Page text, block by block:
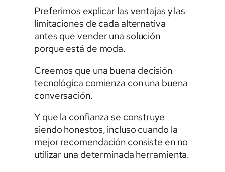
Preferimos explicar las ventajas y las
limitaciones de cada alternativa
antes que vender una solución
porque está de moda.
Creemos que una buena decisión
tecnológica comienza con una buena
conversación.
Y que la confianza se construye
siendo honestos, incluso cuando la
mejor recomendación consiste en no
utilizar una determinada herramienta.